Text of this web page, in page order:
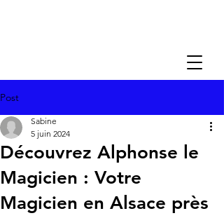
Post
Découvrez Alphonse le
Magicien : Votre
Magicien en Alsace près
Sabine
5 juin 2024